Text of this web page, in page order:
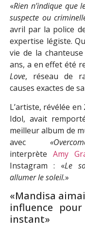
«Rien n’indique que
suspecte ou
avril par la police
expertise légiste.
vie de la
ans, a en effet été
Love, réseau de
causes exactes de
L’artiste, révélée
Idol, avait
meilleur album de
avec
interprète Amy
Instagram : «Le
allumer le soleil.»
«Mandisa
influence
instant»